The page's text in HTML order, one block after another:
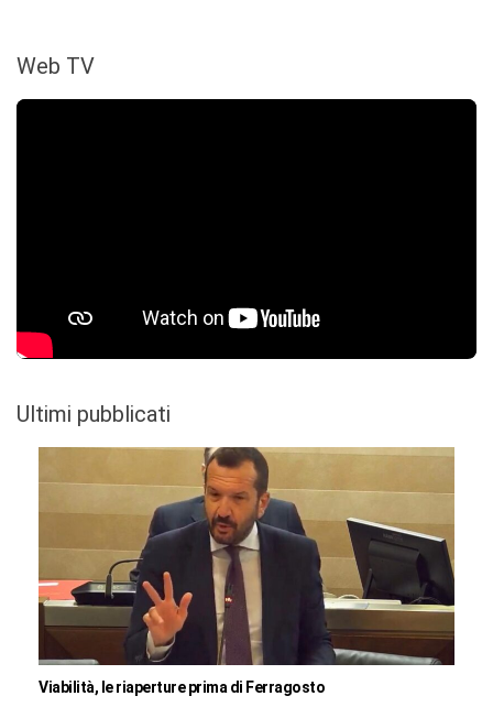
Web TV
Ultimi pubblicati
Viabilità, le riaperture prima di Ferragosto